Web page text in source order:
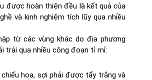
được hoàn thiện đều là kết quả của
và kinh nghiệm tích lũy qua nhiều
từ các vùng khác do địa phương
trải qua nhiều công đoạn tỉ mỉ:
hoa, sợi phải được tẩy trắng và